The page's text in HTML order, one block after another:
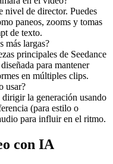
nivel de director. Puedes
paneos, zooms y tomas
de texto.
más largas?
principales de Seedance
para mantener
en múltiples clips.
usar?
la generación usando
(para estilo o
para influir en el ritmo.
con IA